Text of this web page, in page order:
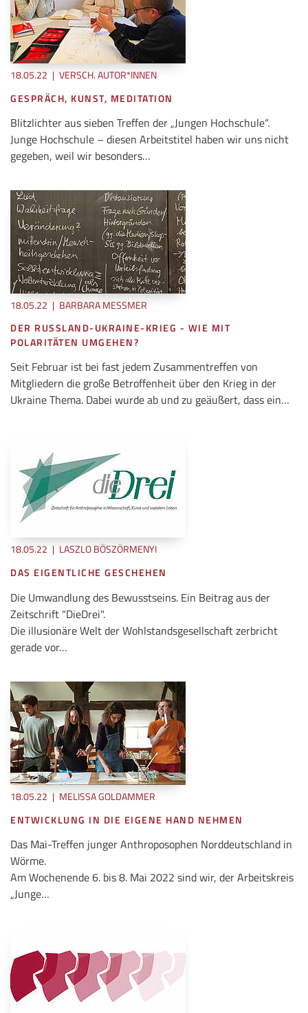
18.05.22 | VERSCH. AUTOR*INNEN
GESPRÄCH, KUNST, MEDITATION
Blitzlichter aus sieben Treffen der „Jungen Hochschule“.
Junge Hochschule – diesen Arbeitstitel haben wir uns nicht
gegeben, weil wir besonders…
18.05.22 | BARBARA MESSMER
DER RUSSLAND-UKRAINE-KRIEG - WIE MIT
POLARITÄTEN UMGEHEN?
Seit Februar ist bei fast jedem Zusammentreffen von
Mitgliedern die große Betroffenheit über den Krieg in der
Ukraine Thema. Dabei wurde ab und zu geäußert, dass ein…
18.05.22 | LASZLO BÖSZÖRMENYI
DAS EIGENTLICHE GESCHEHEN
Die Umwandlung des Bewusstseins. Ein Beitrag aus der
Zeitschrift "DieDrei".
Die illusionäre Welt der Wohlstandsgesellschaft zerbricht
gerade vor…
18.05.22 | MELISSA GOLDAMMER
ENTWICKLUNG IN DIE EIGENE HAND NEHMEN
Das Mai-Treffen junger Anthroposophen Norddeutschland in
Wörme.
Am Wochenende 6. bis 8. Mai 2022 sind wir, der Arbeitskreis
„Junge…